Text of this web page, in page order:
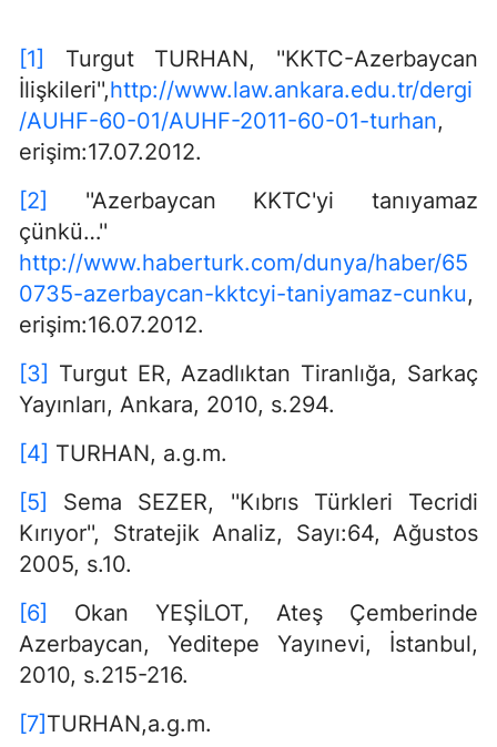
[1]
Turgut TURHAN, ''KKTC-Azerbaycan
İlişkileri'',http://www.law.ankara.edu.tr/dergi
/AUHF-60-01/AUHF-2011-60-01-turhan,
erişim:17.07.2012.
[2]
''Azerbaycan KKTC'yi tanıyamaz
çünkü…''
http://www.haberturk.com/dunya/haber/65
0735-azerbaycan-kktcyi-taniyamaz-cunku,
erişim:16.07.2012.
[3] Turgut ER, Azadlıktan Tiranlığa, Sarkaç
Yayınları, Ankara, 2010, s.294.
[4] TURHAN, a.g.m.
[5]
Sema SEZER, ''Kıbrıs Türkleri Tecridi
Kırıyor'', Stratejik Analiz, Sayı:64, Ağustos
2005, s.10.
[6]
Okan YEŞİLOT, Ateş Çemberinde
Azerbaycan, Yeditepe Yayınevi, İstanbul,
2010, s.215-216.
[7]TURHAN,a.g.m.